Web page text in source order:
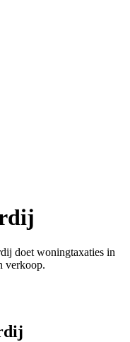
doet woningtaxaties in
verkoop.